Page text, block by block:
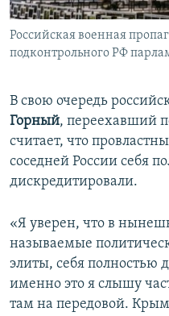
Российская военная
подконтрольного РФ
В свою очередь
Горный, переехавший
считает, что
соседней России себя
дискредитировали.
«Я уверен, что в
называемые
элиты, себя полностью
именно это я слышу
там на передовой.